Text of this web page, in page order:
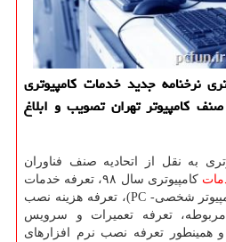
نرخنامه جدید خدمات كامپیوتری
كامپیوتر تهران تصویب و ابلاغ
به نقل از اتحادیه صنف فناوران
كامپیوتری سال ۹۸، تعرفه خدمات
نرم‎افزاری روی سیستم ( كامپیوتر شخصی- PC)، تعرفه هزینه نصب
تعرفه تعمیرات و سرویس
و همینطور تعرفه نصب نرم افزارهای